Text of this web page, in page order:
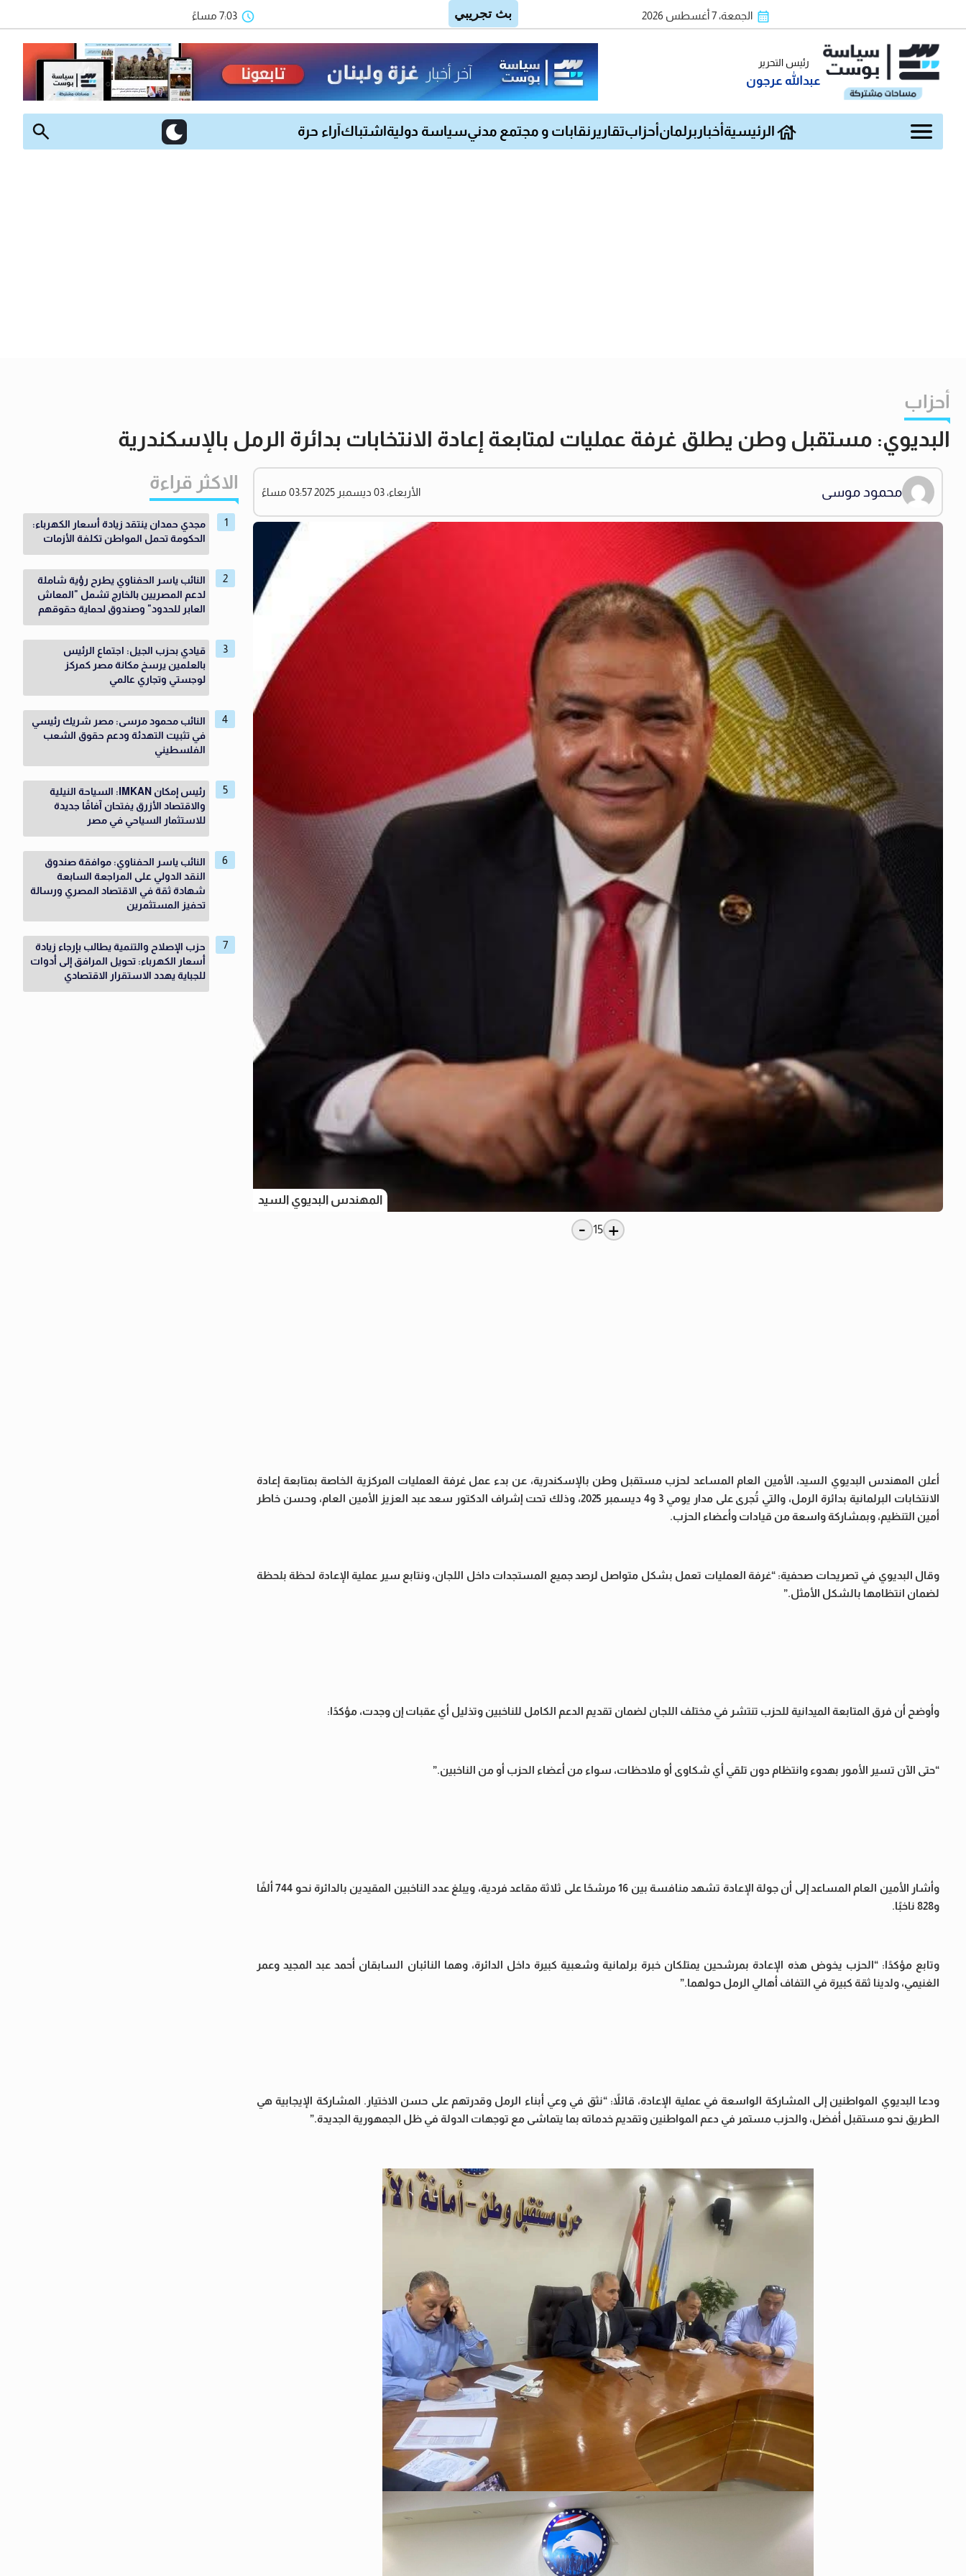
الجمعة، 7 أغسطس 2026 7:03 مساءً
رئيس التحرير
عبدالله عرجون
الرئيسية أخبار برلمان أحزابتقارير نقابات و مجتمع مدنيسياسة دولية اشتباك آراء حرة
أحزاب
البديوي: مستقبل وطن يطلق غرفة عمليات لمتابعة إعادة الانتخابات بدائرة الرمل بالإسكندرية
محمود موسى الأربعاء، 03 ديسمبر 2025 03:57 مساءً
المهندس البديوي السيد
+
15
-
أعلن المهندس البديوي السيد، الأمين العام المساعد لحزب مستقبل وطن بالإسكندرية، عن بدء عمل غرفة العمليات المركزية الخاصة بمتابعة إعادة
الانتخابات البرلمانية بدائرة الرمل، والتي تُجرى على مدار يومي 3 و4 ديسمبر 2025، وذلك تحت إشراف الدكتور سعد عبد العزيز الأمين العام، وحسن خاطر
أمين التنظيم، وبمشاركة واسعة من قيادات وأعضاء الحزب.
وقال البديوي في تصريحات صحفية: “غرفة العمليات تعمل بشكل متواصل لرصد جميع المستجدات داخل اللجان، ونتابع سير عملية الإعادة لحظة بلحظة
لضمان انتظامها بالشكل الأمثل.”
وأوضح أن فرق المتابعة الميدانية للحزب تنتشر في مختلف اللجان لضمان تقديم الدعم الكامل للناخبين وتذليل أي عقبات إن وجدت، مؤكدًا:
“حتى الآن تسير الأمور بهدوء وانتظام دون تلقي أي شكاوى أو ملاحظات، سواء من أعضاء الحزب أو من الناخبين.”
وأشار الأمين العام المساعد إلى أن جولة الإعادة تشهد منافسة بين 16 مرشحًا على ثلاثة مقاعد فردية، ويبلغ عدد الناخبين المقيدين بالدائرة نحو 744 ألفًا
و828 ناخبًا.
وتابع مؤكدًا: “الحزب يخوض هذه الإعادة بمرشحين يمتلكان خبرة برلمانية وشعبية كبيرة داخل الدائرة، وهما النائبان السابقان أحمد عبد المجيد وعمر
الغنيمي، ولدينا ثقة كبيرة في التفاف أهالي الرمل حولهما.”
ودعا البديوي المواطنين إلى المشاركة الواسعة في عملية الإعادة، قائلاً: “نثق في وعي أبناء الرمل وقدرتهم على حسن الاختيار. المشاركة الإيجابية هي
الطريق نحو مستقبل أفضل، والحزب مستمر في دعم المواطنين وتقديم خدماته بما يتماشى مع توجهات الدولة في ظل الجمهورية الجديدة.”
الاكثر قراءة
مجدي حمدان ينتقد زيادة أسعار الكهرباء:
الحكومة تحمل المواطن تكلفة الأزمات
النائب ياسر الحفناوي يطرح رؤية شاملة
لدعم المصريين بالخارج تشمل "المعاش
العابر للحدود" وصندوق لحماية حقوقهم
قيادي بحزب الجيل: اجتماع الرئيس
بالعلمين يرسخ مكانة مصر كمركز
لوجستي وتجاري عالمي
النائب محمود مرسى: مصر شريك رئيسي
في تثبيت التهدئة ودعم حقوق الشعب
الفلسطيني
رئيس إمكان IMKAN: السياحة النيلية
والاقتصاد الأزرق يفتحان آفاقًا جديدة
للاستثمار السياحي في مصر
النائب ياسر الحفناوي: موافقة صندوق
النقد الدولي على المراجعة السابعة
شهادة ثقة في الاقتصاد المصري ورسالة
تحفيز المستثمرين
حزب الإصلاح والتنمية يطالب بإرجاء زيادة
أسعار الكهرباء: تحويل المرافق إلى أدوات
للجباية يهدد الاستقرار الاقتصادي